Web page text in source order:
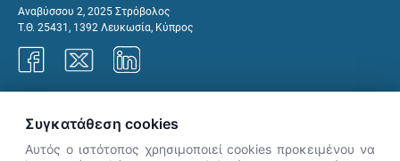
Αναβύσσου 2, 2025 Στρόβολος
Τ.Θ. 25431, 1392 Λευκωσία, Κύπρος
Συγκατάθεση cookies
Αυτός ο ιστότοπος χρησιμοποιεί cookies προκειμένου να